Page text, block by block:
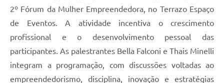
2º Fórum da Mulher Empreendedora, no Terrazo Espaço
de Eventos. A atividade incentiva o crescimento
profissional e o desenvolvimento pessoal das
participantes. As palestrantes Bella Falconi e Thais Minelli
integram a programação, com discussões voltadas ao
empreendedorismo, disciplina, inovação e estratégias